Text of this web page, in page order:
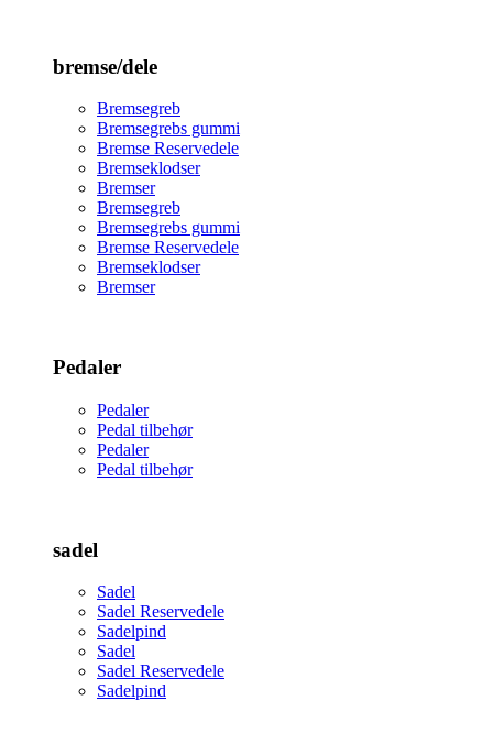
bremse/dele
Bremsegreb
Bremsegrebs gummi
Bremse Reservedele
Bremseklodser
Bremser
Bremsegreb
Bremsegrebs gummi
Bremse Reservedele
Bremseklodser
Bremser
Pedaler
Pedaler
Pedal tilbehør
Pedaler
Pedal tilbehør
sadel
Sadel
Sadel Reservedele
Sadelpind
Sadel
Sadel Reservedele
Sadelpind